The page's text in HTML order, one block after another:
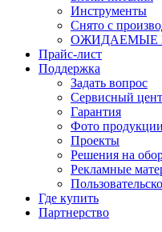
Инструменты
Снято с
ОЖИДАЕМЫЕ
Прайс-лист
Поддержка
Задать вопрос
Сервисный
Гарантия
Фото
Проекты
Решения на
Рекламные
Где купить
Партнерство